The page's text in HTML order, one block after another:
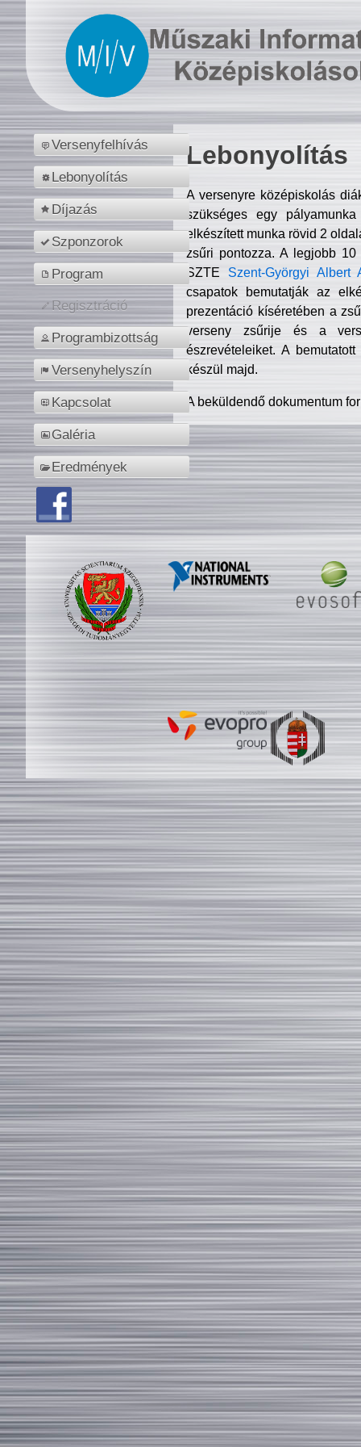
Versenyfelhívás
Lebonyolítás
Díjazás
Szponzorok
Program
Regisztráció
Programbizottság
Versenyhelyszín
Kapcsolat
Galéria
Eredmények
Lebonyolítás
A versenyre középiskolás
szükséges egy
elkészített munka rövid 2
zsűri pontozza. A legjobb
SZTE Szent-Györgyi Albert
csapatok bemutatják az
prezentáció kíséretében a
verseny zsűrije és a
észrevételeiket. A
készül majd.
A beküldendő dokumentum